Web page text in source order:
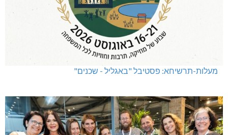
מעלות-תרשיחא: פסטיבל "באגליל - שכנים"